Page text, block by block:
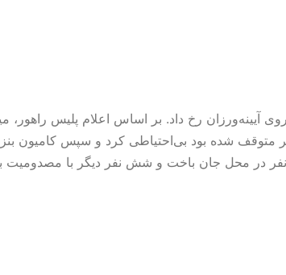
آیینه‌ورزان رخ داد. بر اساس اعلام پلیس
شده بود بی‌احتیاطی کرد و سپس کامیون بنز
نفر در محل جان باخت و شش نفر دیگر با مصدومیت